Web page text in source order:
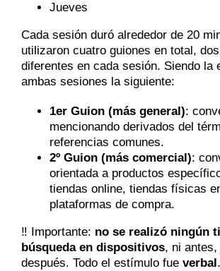
Jueves
Cada sesión duró alrededor de 20
utilizaron cuatro guiones en total,
diferentes en cada sesión. Siendo la
ambas sesiones la siguiente:
1er Guion (más general):
mencionando derivados del
referencias comunes.
2º Guion (más comercial):
orientada a productos
tiendas online, tiendas físicas
plataformas de compra.
‼️ Importante: no se realizó ningún
búsqueda en dispositivos, ni antes,
después. Todo el estímulo fue verbal .